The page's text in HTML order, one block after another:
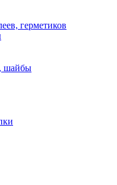
герметиков
шайбы